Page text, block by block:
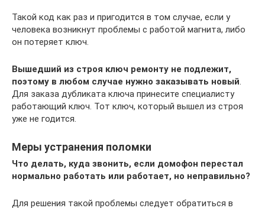
Такой код как раз и пригодится в том случае, если у
человека возникнут проблемы с работой магнита, либо
он потеряет ключ.
Вышедший из строя ключ ремонту не подлежит,
поэтому в любом случае нужно заказывать новый.
Для заказа дубликата ключа принесите специалисту
работающий ключ. Тот ключ, который вышел из строя
уже не годится.
Меры устранения поломки
Что делать, куда звонить, если домофон перестал
нормально работать или работает, но неправильно?
Для решения такой проблемы следует обратиться в